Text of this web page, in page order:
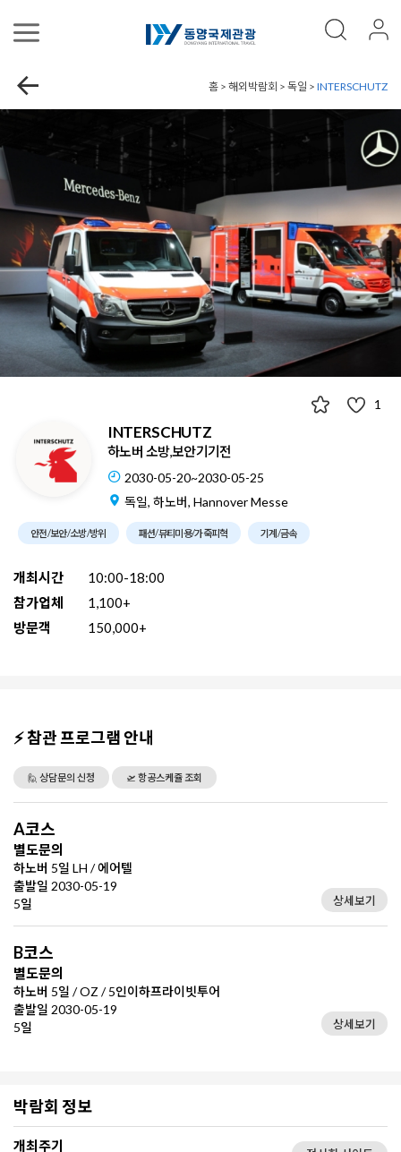
홈 > 해외박람회 > 독일 > INTERSCHUTZ
1
INTERSCHUTZ
하노버 소방,보안기기전
2030-05-20~2030-05-25
독일, 하노버, Hannover Messe
안전/보안/소방/방위 패션/뷰티미용/가죽피혁 기계/금속
개최시간
10:00-18:00
참가업체
1,100+
방문객
150,000+
⚡ 참관 프로그램 안내
🙋 상담문의 신청 🛫 항공스케쥴 조회
A코스
별도문의
하노버 5일 LH / 에어텔
출발일 2030-05-19
5일
상세보기
B코스
별도문의
하노버 5일 / OZ / 5인이하프라이빗투어
출발일 2030-05-19
5일
상세보기
박람회 정보
개최주기